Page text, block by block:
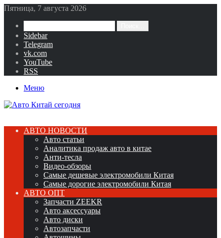
Пятница, 7 августа 2026
Sidebar
Telegram
vk.com
YouTube
RSS
Меню
АВТО НОВОСТИ
Авто статьи
Аналитика продаж авто в китае
Анти-тесла
Видео-обзоры
Самые дешевые электромобили Китая
Самые дорогие электромобили Китая
АВТО ОПТ
Запчасти ZEEKR
Авто аксессуары
Авто диски
Автозапчасти